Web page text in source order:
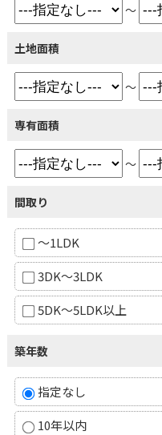
～
土地面積
～
専有面積
～
間取り
～1LDK
3DK～3LDK
5DK～5LDK以上
築年数
指定なし
10年以内